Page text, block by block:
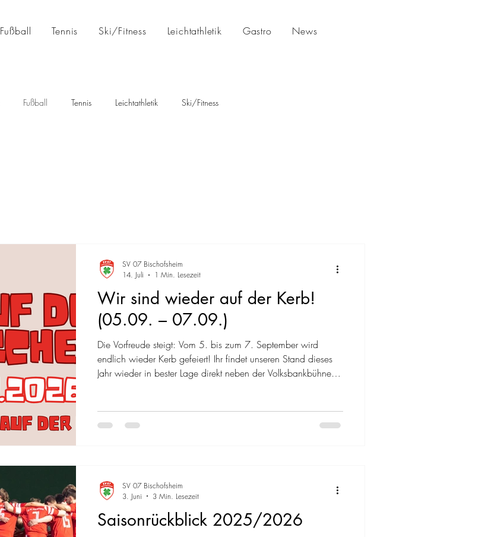
Fußball Tennis Ski/Fitness Leichtathletik Gastro News
Fußball Tennis Leichtathletik Ski/Fitness
Wir sind wieder auf der Kerb!
(05.09. – 07.09.)
Die Vorfreude steigt: Vom 5. bis zum 7. September wird
endlich wieder Kerb gefeiert! Ihr findet unseren Stand dieses
Jahr wieder in bester Lage direkt neben der Volksbankbühne.
Highlight zum Abschluss: Unser Frühstück am Kerbemontag
(07.09.) Zum traditionellen Kerbemontag lassen wir es
SV 07 Bischofsheim
14. Juli
1 Min. Lesezeit
Saisonrückblick 2025/2026
SV 07 Bischofsheim
3. Juni
3 Min. Lesezeit